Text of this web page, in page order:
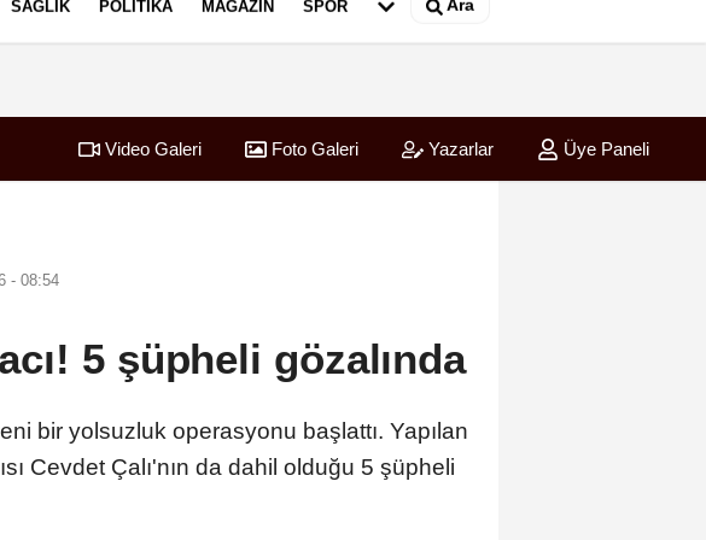
SAĞLIK POLITIKA MAGAZIN SPOR Ara
MI?Video Galeri Foto Galeri Yazarlar Üye Paneli
- 08:54
5 şüpheli gözalında
bir yolsuzluk operasyonu başlattı. Yapılan
Cevdet Çalı'nın da dahil olduğu 5 şüpheli